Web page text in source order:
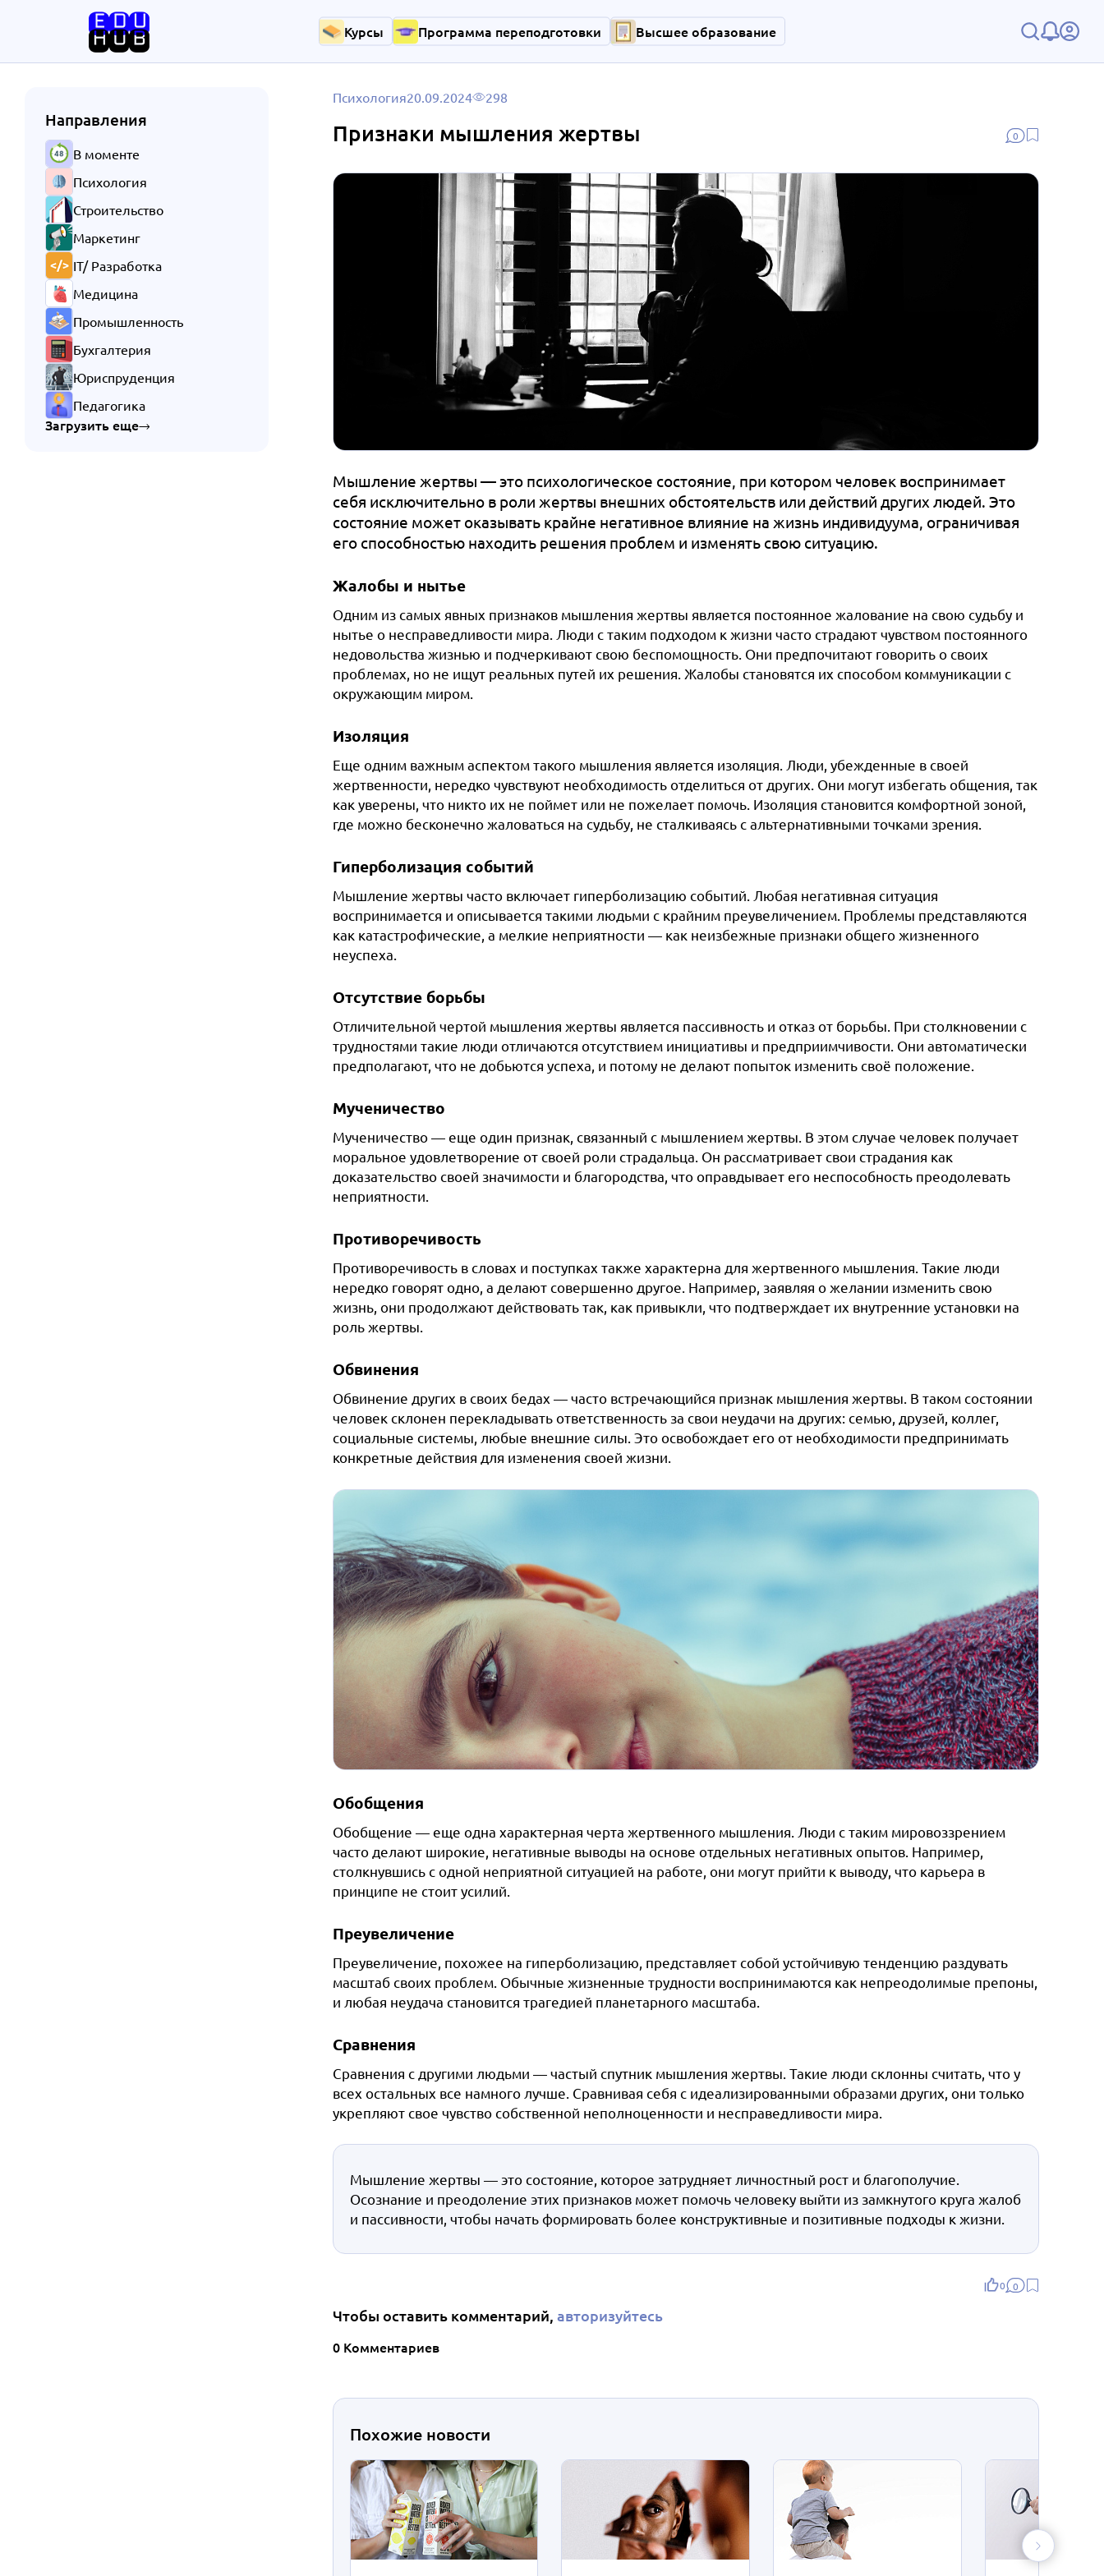
Курсы Программа переподготовки Высшее образование
Направления
В моменте
Психология
Строительство
Маркетинг
IT/ Разработка
Медицина
Промышленность
Бухгалтерия
Юриспруденция
Педагогика
Загрузить еще
0
Психология20.09.2024 298
Признаки мышления жертвы
Мышление жертвы — это психологическое состояние, при котором человек воспринимает
себя исключительно в роли жертвы внешних обстоятельств или действий других людей. Это
состояние может оказывать крайне негативное влияние на жизнь индивидуума, ограничивая
его способностью находить решения проблем и изменять свою ситуацию.
Жалобы и нытье
Одним из самых явных признаков мышления жертвы является постоянное жалование на свою судьбу и
нытье о несправедливости мира. Люди с таким подходом к жизни часто страдают чувством постоянного
недовольства жизнью и подчеркивают свою беспомощность. Они предпочитают говорить о своих
проблемах, но не ищут реальных путей их решения. Жалобы становятся их способом коммуникации с
окружающим миром.
Изоляция
Еще одним важным аспектом такого мышления является изоляция. Люди, убежденные в своей
жертвенности, нередко чувствуют необходимость отделиться от других. Они могут избегать общения, так
как уверены, что никто их не поймет или не пожелает помочь. Изоляция становится комфортной зоной,
где можно бесконечно жаловаться на судьбу, не сталкиваясь с альтернативными точками зрения.
Гиперболизация событий
Мышление жертвы часто включает гиперболизацию событий. Любая негативная ситуация
воспринимается и описывается такими людьми с крайним преувеличением. Проблемы представляются
как катастрофические, а мелкие неприятности — как неизбежные признаки общего жизненного
неуспеха.
Отсутствие борьбы
Отличительной чертой мышления жертвы является пассивность и отказ от борьбы. При столкновении с
трудностями такие люди отличаются отсутствием инициативы и предприимчивости. Они автоматически
предполагают, что не добьются успеха, и потому не делают попыток изменить своё положение.
Мученичество
Мученичество — еще один признак, связанный с мышлением жертвы. В этом случае человек получает
моральное удовлетворение от своей роли страдальца. Он рассматривает свои страдания как
доказательство своей значимости и благородства, что оправдывает его неспособность преодолевать
неприятности.
Противоречивость
Противоречивость в словах и поступках также характерна для жертвенного мышления. Такие люди
нередко говорят одно, а делают совершенно другое. Например, заявляя о желании изменить свою
жизнь, они продолжают действовать так, как привыкли, что подтверждает их внутренние установки на
роль жертвы.
Обвинения
Обвинение других в своих бедах — часто встречающийся признак мышления жертвы. В таком состоянии
человек склонен перекладывать ответственность за свои неудачи на других: семью, друзей, коллег,
социальные системы, любые внешние силы. Это освобождает его от необходимости предпринимать
конкретные действия для изменения своей жизни.
Обобщения
Обобщение — еще одна характерная черта жертвенного мышления. Люди с таким мировоззрением
часто делают широкие, негативные выводы на основе отдельных негативных опытов. Например,
столкнувшись с одной неприятной ситуацией на работе, они могут прийти к выводу, что карьера в
принципе не стоит усилий.
Преувеличение
Преувеличение, похожее на гиперболизацию, представляет собой устойчивую тенденцию раздувать
масштаб своих проблем. Обычные жизненные трудности воспринимаются как непреодолимые препоны,
и любая неудача становится трагедией планетарного масштаба.
Сравнения
Сравнения с другими людьми — частый спутник мышления жертвы. Такие люди склонны считать, что у
всех остальных все намного лучше. Сравнивая себя с идеализированными образами других, они только
укрепляют свое чувство собственной неполноценности и несправедливости мира.
Мышление жертвы — это состояние, которое затрудняет личностный рост и благополучие.
Осознание и преодоление этих признаков может помочь человеку выйти из замкнутого круга жалоб
и пассивности, чтобы начать формировать более конструктивные и позитивные подходы к жизни.
0 0
Чтобы оставить комментарий, авторизуйтесь
0 Комментариев
Похожие новости